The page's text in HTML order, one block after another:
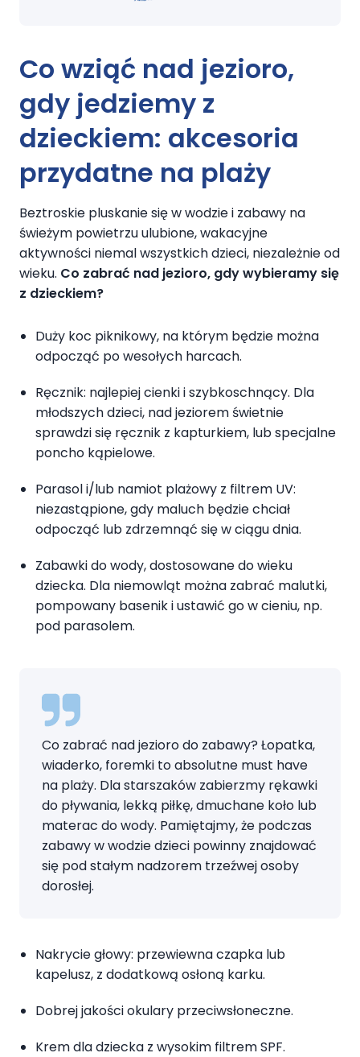
Co wziąć nad jezioro,
gdy jedziemy z
dzieckiem: akcesoria
przydatne na plaży
Beztroskie pluskanie się w wodzie i zabawy na
świeżym powietrzu ulubione, wakacyjne
aktywności niemal wszystkich dzieci, niezależnie od
wieku. Co zabrać nad jezioro, gdy wybieramy się
z dzieckiem?
Duży koc piknikowy, na którym będzie można
odpocząć po wesołych harcach.
Ręcznik: najlepiej cienki i szybkoschnący. Dla
młodszych dzieci, nad jeziorem świetnie
sprawdzi się ręcznik z kapturkiem, lub specjalne
poncho kąpielowe.
Parasol i/lub namiot plażowy z filtrem UV:
niezastąpione, gdy maluch będzie chciał
odpocząć lub zdrzemnąć się w ciągu dnia.
Zabawki do wody, dostosowane do wieku
dziecka. Dla niemowląt można zabrać malutki,
pompowany basenik i ustawić go w cieniu, np.
pod parasolem.
Co zabrać nad jezioro do zabawy? Łopatka,
wiaderko, foremki to absolutne must have
na plaży. Dla starszaków zabierzmy rękawki
do pływania, lekką piłkę, dmuchane koło lub
materac do wody. Pamiętajmy, że podczas
zabawy w wodzie dzieci powinny znajdować
się pod stałym nadzorem trzeźwej osoby
dorosłej.
Nakrycie głowy: przewiewna czapka lub
kapelusz, z dodatkową osłoną karku.
Dobrej jakości okulary przeciwsłoneczne.
Krem dla dziecka z wysokim filtrem SPF.